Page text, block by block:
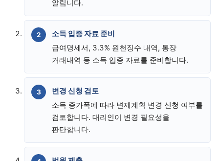
알립니다.
소득 입증 자료 준비
급여명세서, 3.3% 원천징수 내역, 통장
거래내역 등 소득 입증 자료를 준비합니다.
변경 신청 검토
소득 증가폭에 따라 변제계획 변경 신청 여부를
검토합니다. 대리인이 변경 필요성을
판단합니다.